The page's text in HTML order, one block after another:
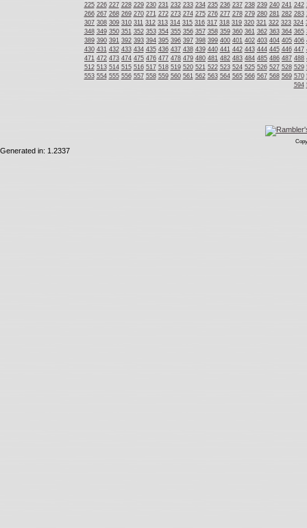
225 226 227 228 229 230 231 232 233 234 235 236 237 238 239 240 241 242
266 267 268 269 270 271 272 273 274 275 276 277 278 279 280 281 282 283
307 308 309 310 311 312 313 314 315 316 317 318 319 320 321 322 323 324
348 349 350 351 352 353 354 355 356 357 358 359 360 361 362 363 364 365
389 390 391 392 393 394 395 396 397 398 399 400 401 402 403 404 405 406
430 431 432 433 434 435 436 437 438 439 440 441 442 443 444 445 446 447
471 472 473 474 475 476 477 478 479 480 481 482 483 484 485 486 487 488
512 513 514 515 516 517 518 519 520 521 522 523 524 525 526 527 528 529
553 554 555 556 557 558 559 560 561 562 563 564 565 566 567 568 569 570
594
Generated in: 1.2337